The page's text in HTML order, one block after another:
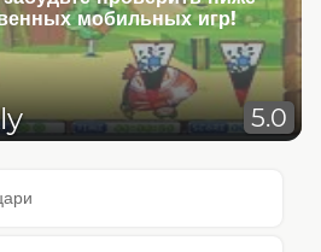
мобильных игр!
5.0